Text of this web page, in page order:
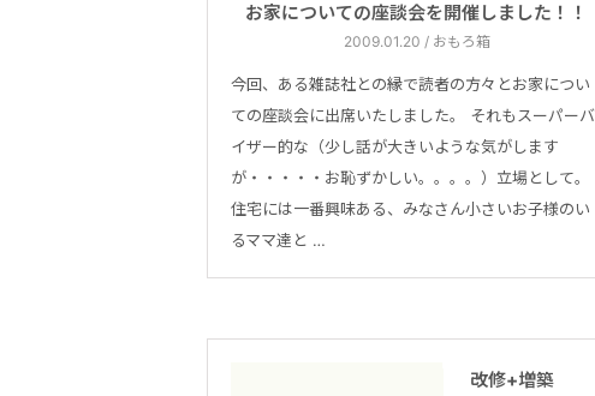
お家についての座談会を開催しました！！
2009.01.20 / おもろ箱
今回、ある雑誌社との縁で読者の方々とお家につい
ての座談会に出席いたしました。 それもスーパーバ
イザー的な（少し話が大きいような気がします
が・・・・・お恥ずかしい。。。。）立場として。
住宅には一番興味ある、みなさん小さいお子様のい
るママ達と …
改修+増築